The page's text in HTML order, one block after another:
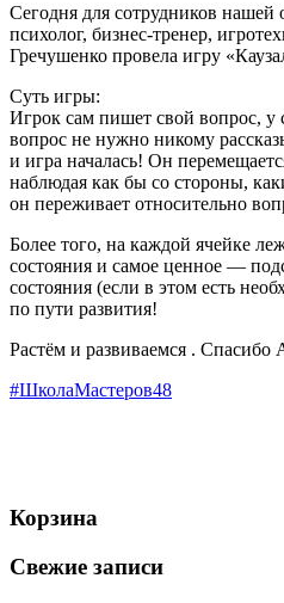
Сегодня для сотрудников нашей
психолог, бизнес-тренер,
Гречушенко провела игру
Суть игры:
Игрок сам пишет свой вопрос, у
вопрос не нужно никому
и игра началась! Он
наблюдая как бы со стороны,
он переживает относительно
Более того, на каждой ячейке
состояния и самое ценное —
состояния (если в этом есть
по пути развития!
Растём и развиваемся . Спасибо
#ШколаМастеров48
Корзина
Свежие записи